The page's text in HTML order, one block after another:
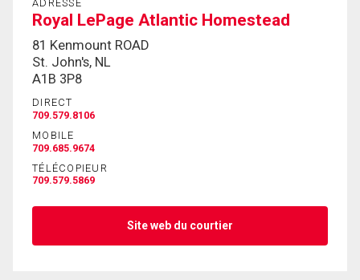
ADRESSE
Royal LePage Atlantic Homestead
81 Kenmount ROAD
St. John's, NL
A1B 3P8
DIRECT
709.579.8106
MOBILE
709.685.9674
TÉLÉCOPIEUR
709.579.5869
Site web du courtier